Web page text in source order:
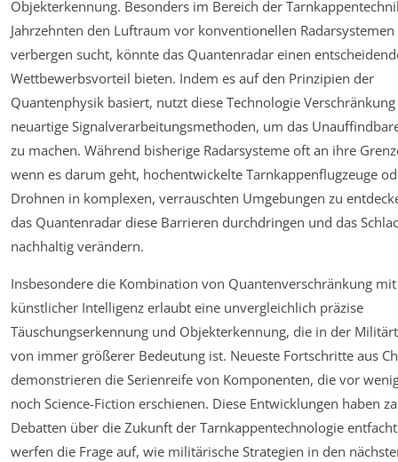
Objekterkennung. Besonders im Bereich der
Jahrzehnten den Luftraum vor konventionellen Radarsystemen
verbergen sucht, könnte das Quantenradar einen
Wettbewerbsvorteil bieten. Indem es auf den Prinzipien der
Quantenphysik basiert, nutzt diese Technologie
neuartige Signalverarbeitungsmethoden, um das
zu machen. Während bisherige Radarsysteme oft an ihre
wenn es darum geht, hochentwickelte Tarnkappenflugzeuge
Drohnen in komplexen, verrauschten Umgebungen zu
das Quantenradar diese Barrieren durchdringen und das
nachhaltig verändern.
Insbesondere die Kombination von Quantenverschränkung mit
künstlicher Intelligenz erlaubt eine unvergleichlich präzise
Täuschungserkennung und Objekterkennung, die in der
von immer größerer Bedeutung ist. Neueste Fortschritte aus
demonstrieren die Serienreife von Komponenten, die vor
noch Science-Fiction erschienen. Diese Entwicklungen haben
Debatten über die Zukunft der Tarnkappentechnologie
werfen die Frage auf, wie militärische Strategien in den